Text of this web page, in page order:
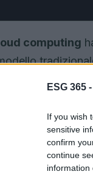
ESG 365 -
If you wish
sensitive
confirm
continue
information
computing
nuove
riguarda il